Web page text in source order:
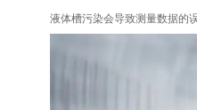
液体槽污染会导致测量数据的